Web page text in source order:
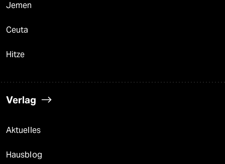
Jemen
Ceuta
Hitze
Verlag
Aktuelles
Hausblog